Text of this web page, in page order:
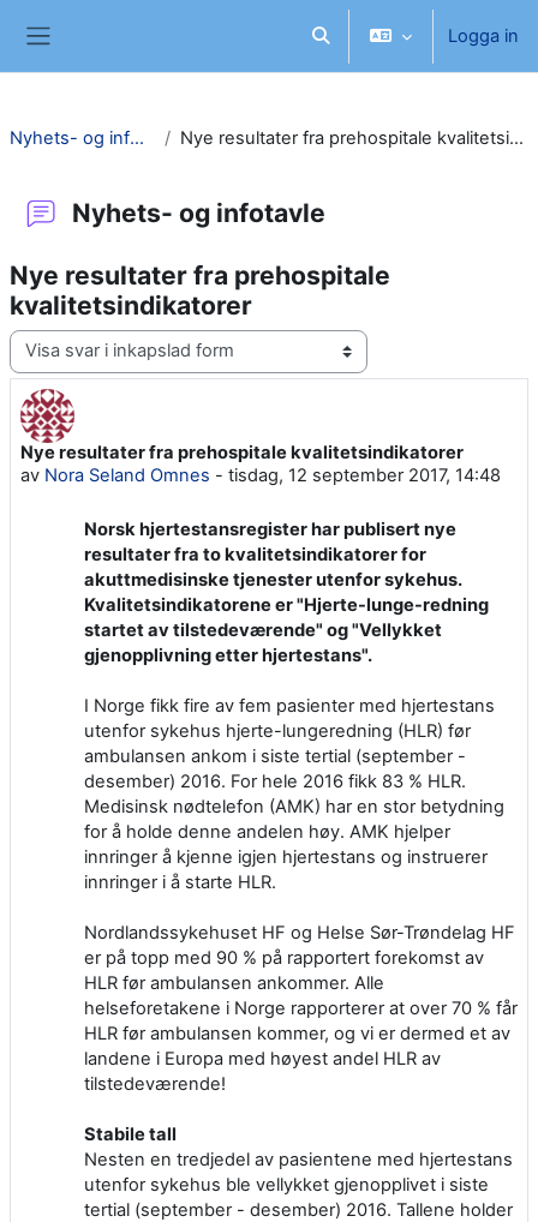
Växla sökinmatningLogga in
Nyhets- og infotavle Nye resultater fra prehospitale kvalitetsindikatorer
Nyhets- og infotavle
Nye resultater fra prehospitale
kvalitetsindikatorer
Visningsläge
Nye resultater fra prehospitale kvalitetsindikatorer
av Nora Seland Omnes - tisdag, 12 september 2017, 14:48
Antal svar: 0
Norsk hjertestansregister har publisert nye
resultater fra to kvalitetsindikatorer for
akuttmedisinske tjenester utenfor sykehus.
Kvalitetsindikatorene er "Hjerte-lunge-redning
startet av tilstedeværende" og "Vellykket
gjenopplivning etter hjertestans".
I Norge fikk fire av fem pasienter med hjertestans
utenfor sykehus hjerte-lungeredning (HLR) før
ambulansen ankom i siste tertial (september -
desember) 2016. For hele 2016 fikk 83 % HLR.
Medisinsk nødtelefon (AMK) har en stor betydning
for å holde denne andelen høy. AMK hjelper
innringer å kjenne igjen hjertestans og instruerer
innringer i å starte HLR.
Nordlandssykehuset HF og Helse Sør-Trøndelag HF
er på topp med 90 % på rapportert forekomst av
HLR før ambulansen ankommer. Alle
helseforetakene i Norge rapporterer at over 70 % får
HLR før ambulansen kommer, og vi er dermed et av
landene i Europa med høyest andel HLR av
tilstedeværende!
Stabile tall
Nesten en tredjedel av pasientene med hjertestans
utenfor sykehus ble vellykket gjenopplivet i siste
tertial (september - desember) 2016. Tallene holder